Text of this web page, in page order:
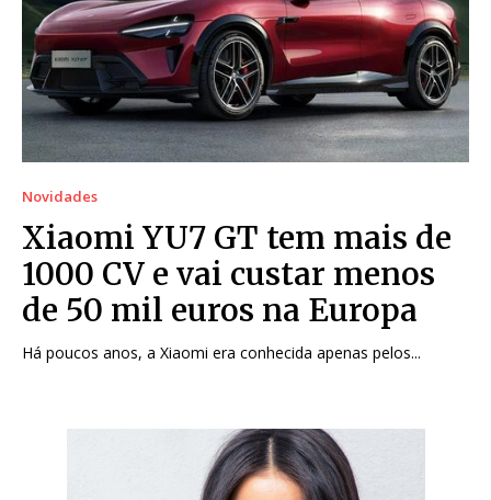
Novidades
Xiaomi YU7 GT tem mais de
1000 CV e vai custar menos
de 50 mil euros na Europa
Há poucos anos, a Xiaomi era conhecida apenas pelos...